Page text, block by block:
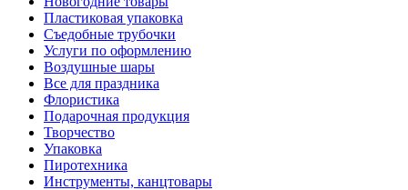
Пластиковая упаковка
Съедобные трубочки
Услуги по оформлению
Воздушные шары
Все для праздника
Флористика
Подарочная продукция
Творчество
Упаковка
Пиротехника
Инструменты, канцтовары